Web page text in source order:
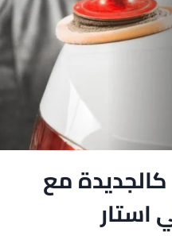
مع